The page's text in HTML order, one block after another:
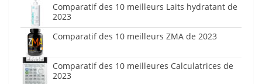
Comparatif des 10 meilleurs Laits hydratant de
2023
Comparatif des 10 meilleurs ZMA de 2023
Comparatif des 10 meilleures Calculatrices de
2023